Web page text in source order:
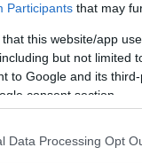
Participants that may
that this website/app
but not limited
to Google and its
consent section.
Data Processing Opt
av
En bra